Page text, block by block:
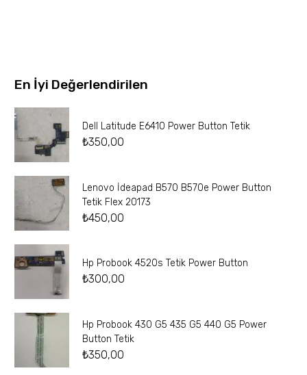
En İyi Değerlendirilen
Dell Latitude E6410 Power Button Tetik
₺350,00
Lenovo İdeapad B570 B570e Power Button
Tetik Flex 20173
₺450,00
Hp Probook 4520s Tetik Power Button
₺300,00
Hp Probook 430 G5 435 G5 440 G5 Power
Button Tetik
₺350,00